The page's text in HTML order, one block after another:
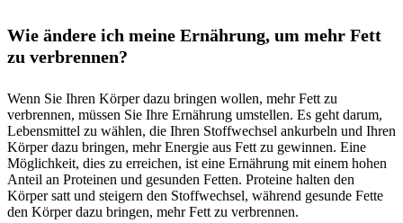
Wie ändere ich meine Ernährung, um mehr Fett
zu verbrennen?
Wenn Sie Ihren Körper dazu bringen wollen, mehr Fett zu
verbrennen, müssen Sie Ihre Ernährung umstellen. Es geht darum,
Lebensmittel zu wählen, die Ihren Stoffwechsel ankurbeln und Ihren
Körper dazu bringen, mehr Energie aus Fett zu gewinnen. Eine
Möglichkeit, dies zu erreichen, ist eine Ernährung mit einem hohen
Anteil an Proteinen und gesunden Fetten. Proteine halten den
Körper satt und steigern den Stoffwechsel, während gesunde Fette
den Körper dazu bringen, mehr Fett zu verbrennen.